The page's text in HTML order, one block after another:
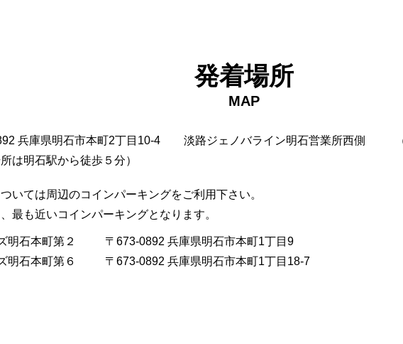
発着場所
MAP
兵庫県明石市本町2丁目10-4 淡路ジェノバライン明石営業所西側
所は明石駅から徒歩５分）
いては周辺のコインパーキングをご利用下さい。
最も近いコインパーキングとなります。
明石本町第２
明石本町第６
〒673-0892 兵庫県明石市本町1丁目9
〒673-0892 兵庫県明石市本町1丁目18-7